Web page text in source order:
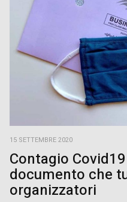
sbarrato la strada della
15 SETTEMBRE 2020
Contagio
documento che
organizzatori